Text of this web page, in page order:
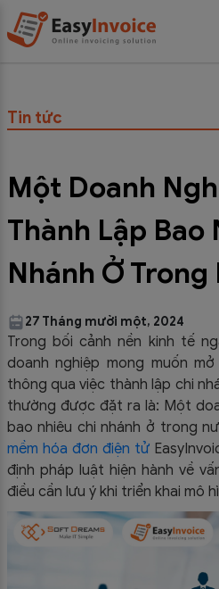
Tin tức
Một Doanh
Thành Lập Bao
Nhánh Ở Trong
27 Tháng mười một, 2024
Trong bối cảnh nền kinh tế
doanh nghiệp mong muốn
thông qua việc thành lập chi
thường được đặt ra là: Một
bao nhiêu chi nhánh ở trong
mềm hóa đơn điện tử
định pháp luật hiện hành về
điều cần lưu ý khi triển khai mô